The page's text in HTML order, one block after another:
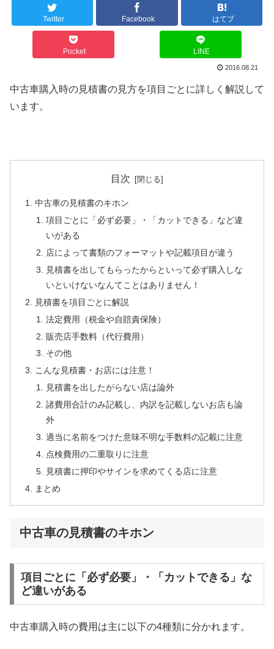
Twitter Facebook はてブ
Pocket LINE
2016.08.21
中古車購入時の見積書の見方を項目ごとに詳しく解説して
います。
目次
中古車の見積書のキホン
項目ごとに「必ず必要」・「カットできる」など違
いがある
店によって書類のフォーマットや記載項目が違う
見積書を出してもらったからといって必ず購入しな
いといけないなんてことはありません！
見積書を項目ごとに解説
法定費用（税金や自賠責保険）
販売店手数料（代行費用）
その他
こんな見積書・お店には注意！
見積書を出したがらない店は論外
諸費用合計のみ記載し、内訳を記載しないお店も論
外
適当に名前をつけた意味不明な手数料の記載に注意
点検費用の二重取りに注意
見積書に押印やサインを求めてくる店に注意
まとめ
中古車の見積書のキホン
項目ごとに「必ず必要」・「カットできる」な
ど違いがある
中古車購入時の費用は主に以下の4種類に分かれます。